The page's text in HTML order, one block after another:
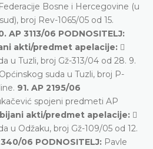
Bosne i Hercegovine (u
broj Rev-1065/05 od 15.
AP 3113/06 PODNOSITELJ:
akti/predmet apelacije: 
u Tuzli, broj Gž-313/04 od 28. 9.
suda u Tuzli, broj P-
91. AP 2195/06
spojeni predmeti AP
akti/predmet apelacije: 
u Odžaku, broj Gž-109/05 od 12.
06 PODNOSITELJ: Pavle